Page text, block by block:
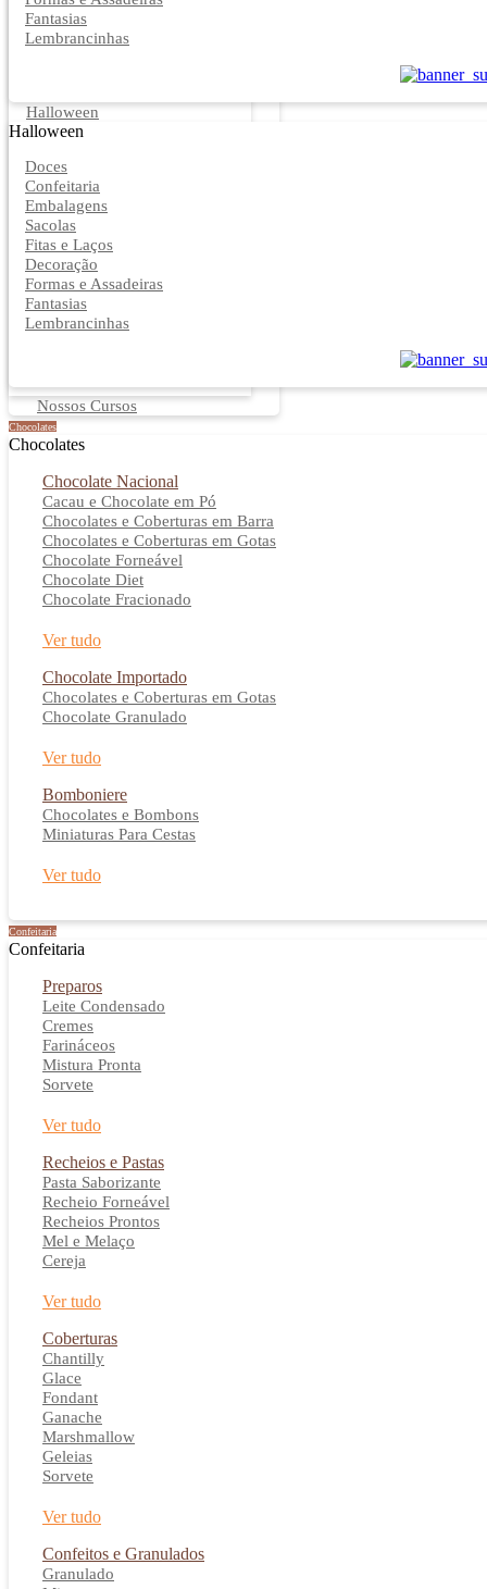
Fantasias
Lembrancinhas
Halloween
Halloween
Doces
Confeitaria
Embalagens
Sacolas
Fitas e Laços
Decoração
Formas e Assadeiras
Fantasias
Lembrancinhas
Nossos Cursos
Chocolates
Chocolates
Chocolate Nacional
Cacau e Chocolate em Pó
Chocolates e Coberturas em Barra
Chocolates e Coberturas em Gotas
Chocolate Forneável
Chocolate Diet
Chocolate Fracionado
Ver tudo
Chocolate Importado
Chocolates e Coberturas em Gotas
Chocolate Granulado
Ver tudo
Bomboniere
Chocolates e Bombons
Miniaturas Para Cestas
Ver tudo
Confeitaria
Confeitaria
Preparos
Leite Condensado
Cremes
Farináceos
Mistura Pronta
Sorvete
Ver tudo
Recheios e Pastas
Pasta Saborizante
Recheio Forneável
Recheios Prontos
Mel e Melaço
Cereja
Ver tudo
Coberturas
Chantilly
Glace
Fondant
Ganache
Marshmallow
Geleias
Sorvete
Ver tudo
Confeitos e Granulados
Granulado